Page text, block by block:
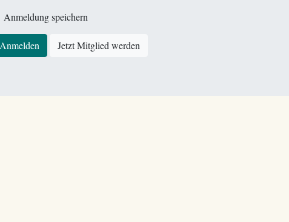
Anmeldung speichern
Anmelden Jetzt Mitglied werden